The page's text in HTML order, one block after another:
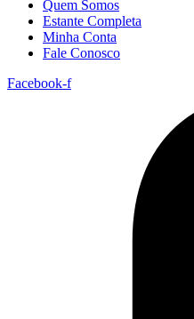
Quem Somos
Estante Completa
Minha Conta
Fale Conosco
Facebook-f